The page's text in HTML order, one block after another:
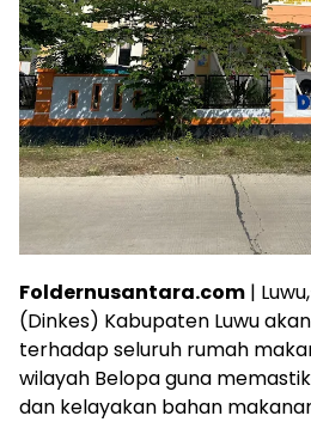
Foldernusantara.com |
(Dinkes) Kabupaten Luwu
terhadap seluruh rumah
wilayah Belopa guna
dan kelayakan bahan